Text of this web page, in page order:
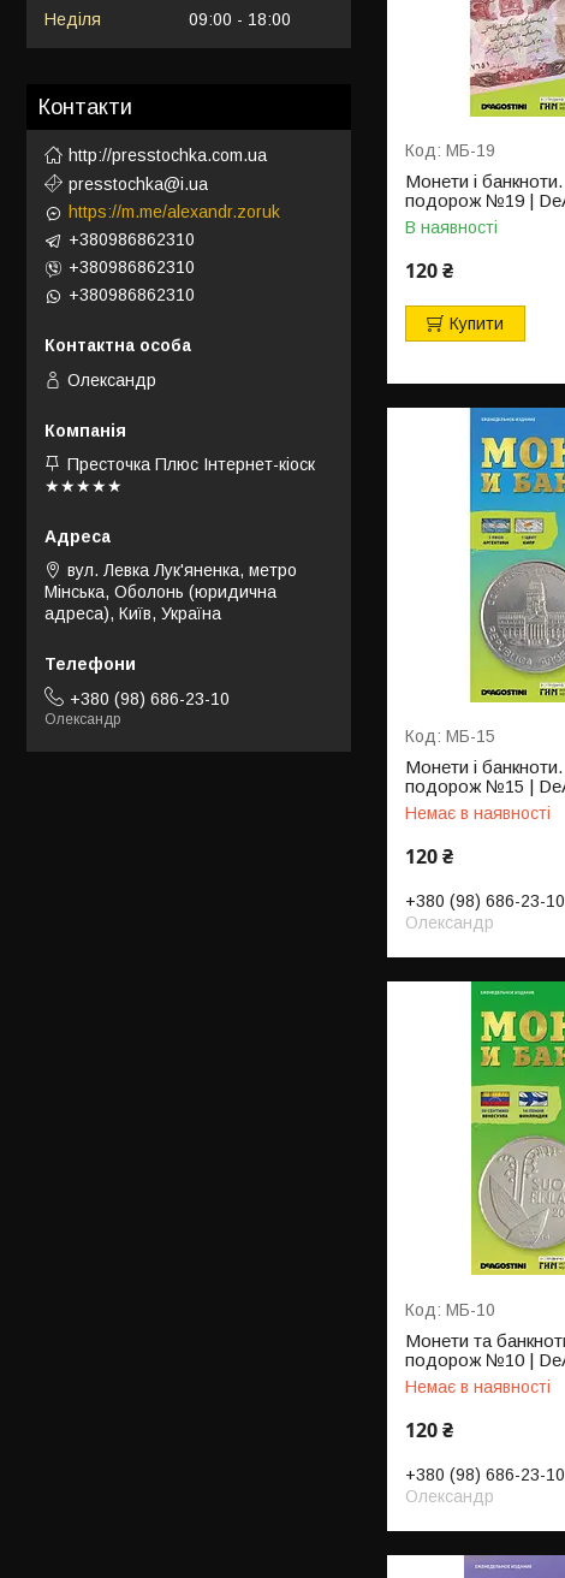
МБ-19
Монети і
подорож №19 |
В наявності
120 ₴
Купити
МБ-15
Монети і
подорож №15 |
Немає в наявності
120 ₴
+380 (98) 686-23-10
Олександр
МБ-10
Монети та
подорож №10 |
Немає в наявності
120 ₴
+380 (98) 686-23-10
Олександр
Неділя
09:00 18:00
Контакти
http://presstochka.com.ua
presstochka@i.ua
https://m.me/alexandr.zoruk
+380986862310
+380986862310
+380986862310
Олександр
Престочка Плюс Інтернет-кіоск
★★★★★
вул. Левка Лук'яненка, метро
Мінська, Оболонь (юридична
адреса), Київ, Україна
+380 (98) 686-23-10
Олександр